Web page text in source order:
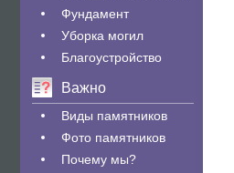
Фундамент
Уборка могил
Благоустройство
Важно
Виды памятников
Фото памятников
Почему мы?